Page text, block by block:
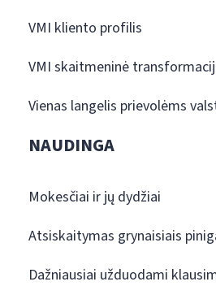
VMI kliento profilis
VMI skaitmeninė
Vienas langelis prievolėms
NAUDINGA
Mokesčiai ir jų dydžiai
Atsiskaitymas grynaisiais
Dažniausiai užduodami